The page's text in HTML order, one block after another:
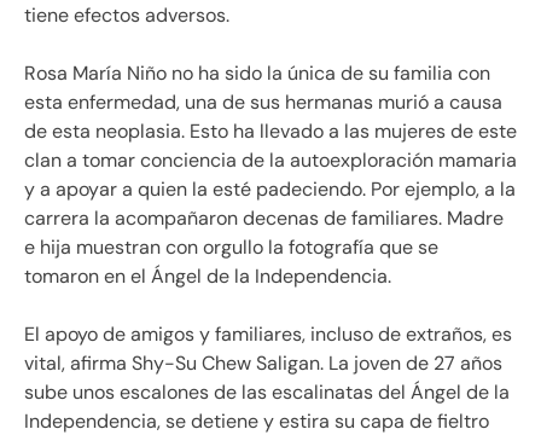
tiene efectos adversos.
Rosa María Niño no ha sido la única de su familia con
esta enfermedad, una de sus hermanas murió a causa
de esta neoplasia. Esto ha llevado a las mujeres de este
clan a tomar conciencia de la autoexploración mamaria
y a apoyar a quien la esté padeciendo. Por ejemplo, a la
carrera la acompañaron decenas de familiares. Madre
e hija muestran con orgullo la fotografía que se
tomaron en el Ángel de la Independencia.
El apoyo de amigos y familiares, incluso de extraños, es
vital, afirma Shy-Su Chew Saligan. La joven de 27 años
sube unos escalones de las escalinatas del Ángel de la
Independencia, se detiene y estira su capa de fieltro